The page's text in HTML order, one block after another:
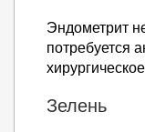
Эндометрит
потребуется
Зелень